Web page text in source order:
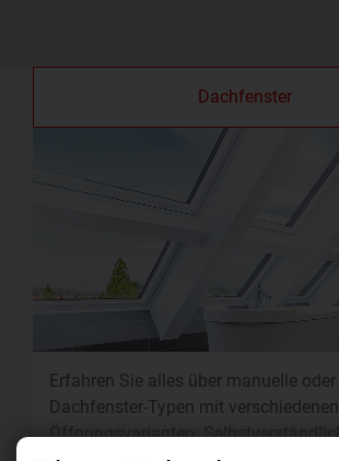
Dachfenster
Erfahren Sie alles über manuelle
Dachfenster-Typen mit verschiedenen
Öffnungsvarianten.